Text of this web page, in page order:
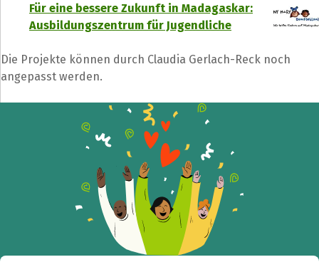
Für eine bessere Zukunft in Madagaskar:
Ausbildungszentrum für Jugendliche
Die Projekte können durch Claudia Gerlach-Reck noch
angepasst werden.
Teile die Spendenaktion